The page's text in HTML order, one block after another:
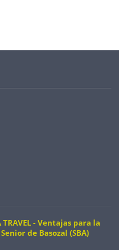
TRAVEL - Ventajas para la
de Basozal (SBA)